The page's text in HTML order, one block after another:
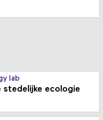
lab
stedelijke ecologie